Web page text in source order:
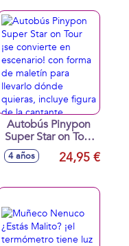
articulación! incluye
pelota de fitness
Autobús Pinypon
Super Star on Tour
¡se convierte en
escenario! con
para llevarlo dónde
figura de la
cantante
4 años 24,95 €